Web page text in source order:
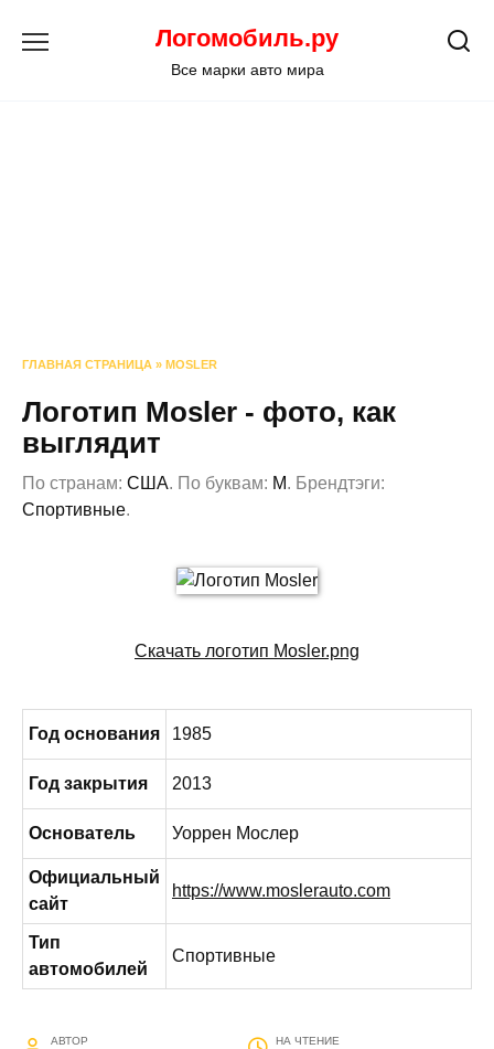
Логомобиль.ру
Все марки авто мира
ГЛАВНАЯ СТРАНИЦА » MOSLER
Логотип Mosler - фото, как
выглядит
По странам: США. По буквам: M. Брендтэги:
Спортивные.
Скачать логотип Mosler.png
Год основания 1985
Год закрытия 2013
Основатель Уоррен Мослер
Официальный
сайт
https://www.moslerauto.com
Тип
автомобилей
Спортивные
АВТОР НА ЧТЕНИЕ